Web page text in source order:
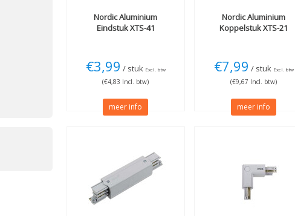
Nordic Aluminium
Eindstuk XTS-41
€3,99 / stuk Excl. btw
(€4,83 Incl. btw)
meer info
Nordic Aluminium
Koppelstuk XTS-21
€7,99 / stuk Excl. btw
(€9,67 Incl. btw)
meer info